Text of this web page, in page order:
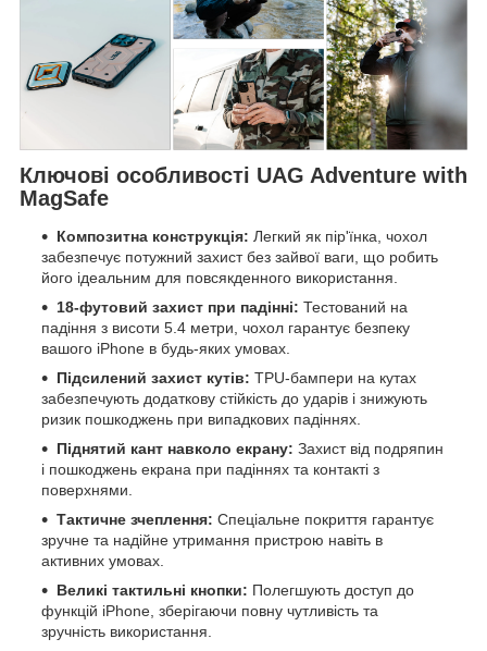
Ключові особливості UAG Adventure with
MagSafe
Композитна конструкція: Легкий як пір'їнка, чохол
забезпечує потужний захист без зайвої ваги, що робить
його ідеальним для повсякденного використання.
18-футовий захист при падінні: Тестований на
падіння з висоти 5.4 метри, чохол гарантує безпеку
вашого iPhone в будь-яких умовах.
Підсилений захист кутів: TPU-бампери на кутах
забезпечують додаткову стійкість до ударів і знижують
ризик пошкоджень при випадкових падіннях.
Піднятий кант навколо екрану: Захист від подряпин
і пошкоджень екрана при падіннях та контакті з
поверхнями.
Тактичне зчеплення: Спеціальне покриття гарантує
зручне та надійне утримання пристрою навіть в
активних умовах.
Великі тактильні кнопки: Полегшують доступ до
функцій iPhone, зберігаючи повну чутливість та
зручність використання.